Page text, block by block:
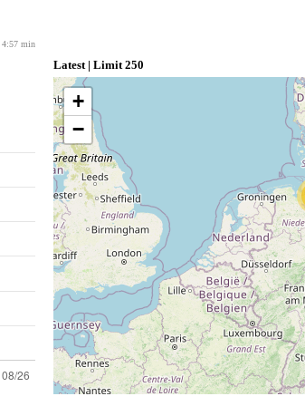
4:56 min
Latest | Limit 250
+
−